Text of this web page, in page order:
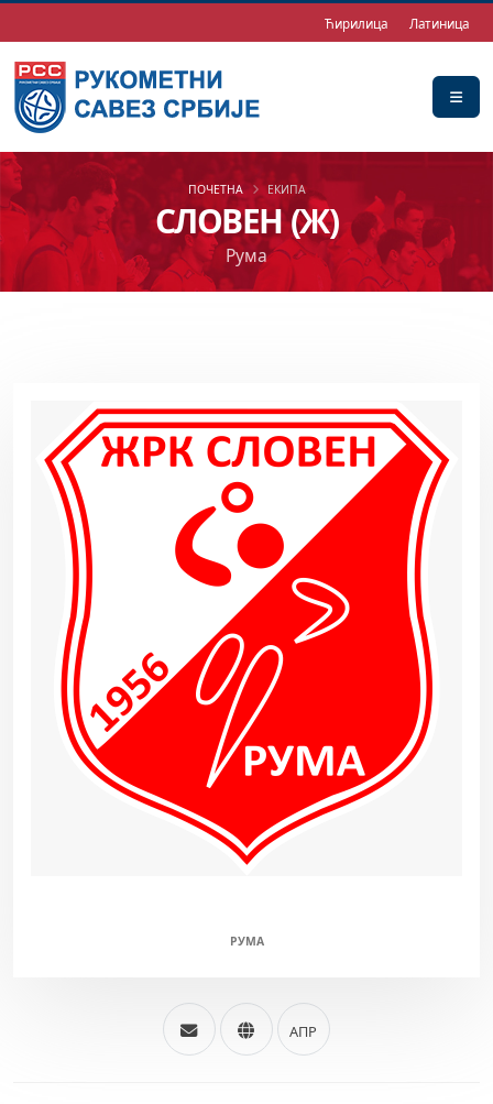
Ћирилица Латиница
СЛОВЕН (Ж)
Рума
ПОЧЕТНА ЕКИПА
РУМА
АПР